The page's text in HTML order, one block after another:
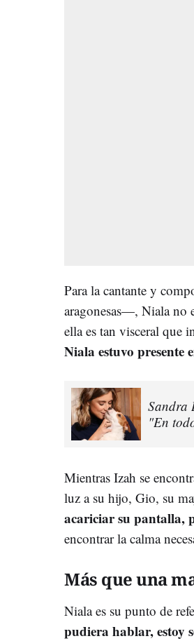
Para la cantante y
aragonesas—, Niala no
ella es tan visceral que
Niala estuvo presente
Sandra
"En
Mientras Izah se
luz a su hijo, Gio, su
acariciar su pantalla,
encontrar la calma
Más que una
Niala es su punto de
pudiera hablar, estoy